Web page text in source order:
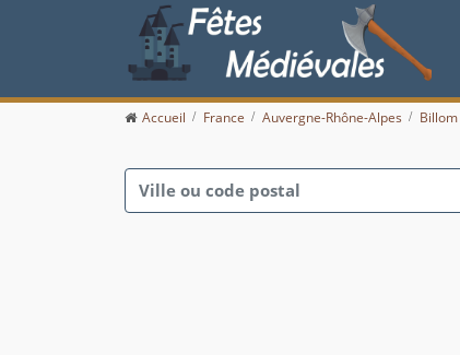
Accueil France Auvergne-Rhône-Alpes Billom